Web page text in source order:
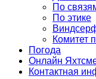
По
По этике
Комитет
Погода
Онлайн
Контактная